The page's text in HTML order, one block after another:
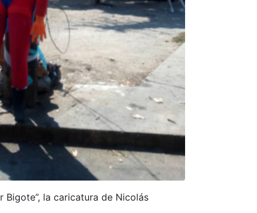
Bigote”, la caricatura de Nicolás